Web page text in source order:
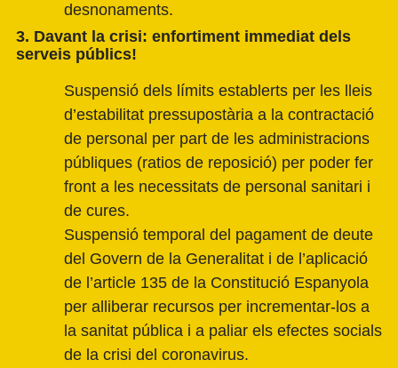
desnonaments.
3. Davant la crisi: enfortiment immediat dels
serveis públics!
Suspensió dels límits establerts per les lleis
d’estabilitat pressupostària a la contractació
de personal per part de les administracions
públiques (ratios de reposició) per poder fer
front a les necessitats de personal sanitari i
de cures.
Suspensió temporal del pagament de deute
del Govern de la Generalitat i de l’aplicació
de l’article 135 de la Constitució Espanyola
per alliberar recursos per incrementar-los a
la sanitat pública i a paliar els efectes socials
de la crisi del coronavirus.